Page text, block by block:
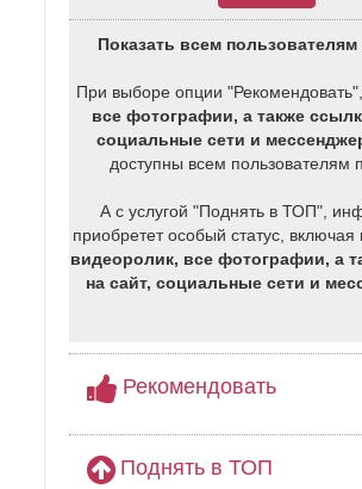
Показать всем пользователям
При выборе опции "Рекомендовать",
все фотографии, а также
социальные сети и
доступны всем пользователям
А с услугой "Поднять в ТОП",
приобретет особый статус, включая
видеоролик, все фотографии, а
на сайт, социальные сети и
Рекомендовать
Поднять в ТОП